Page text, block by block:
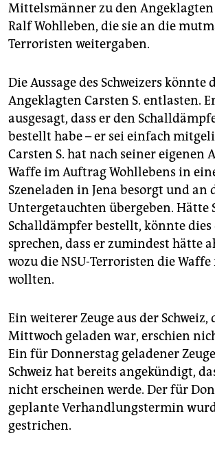
Mittelsmänner zu den Angeklagten
Ralf Wohlleben, die sie an die
Terroristen weitergaben.
Die Aussage des Schweizers könnte
Angeklagten Carsten S. entlasten.
ausgesagt, dass er den
bestellt habe – er sei einfach
Carsten S. hat nach seiner eigenen
Waffe im Auftrag Wohllebens in
Szeneladen in Jena besorgt und an
Untergetauchten übergeben. Hätte
Schalldämpfer bestellt, könnte
sprechen, dass er zumindest hätte
wozu die NSU-Terroristen die
wollten.
Ein weiterer Zeuge aus der Schweiz,
Mittwoch geladen war, erschien
Ein für Donnerstag geladener
Schweiz hat bereits angekündigt,
nicht erscheinen werde. Der für
geplante Verhandlungstermin
gestrichen.